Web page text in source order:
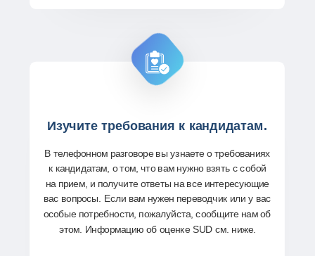
Изучите требования к кандидатам.
В телефонном разговоре вы узнаете о требованиях
к кандидатам, о том, что вам нужно взять с собой
на прием, и получите ответы на все интересующие
вас вопросы. Если вам нужен переводчик или у вас
особые потребности, пожалуйста, сообщите нам об
этом. Информацию об оценке SUD см. ниже.